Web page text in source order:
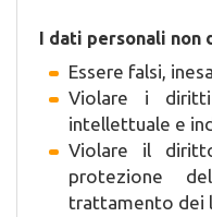
I dati personali non
Essere falsi,
Violare i
intellettuale e
Violare il
protezione
trattamento dei